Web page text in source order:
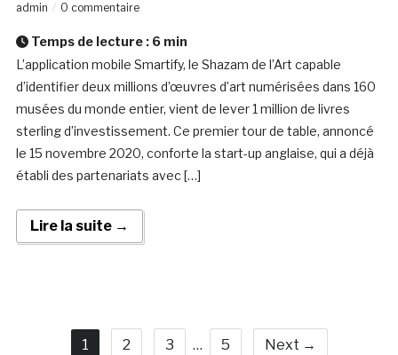
admin
0 commentaire
Temps de lecture : 6 min
L’application mobile Smartify, le Shazam de l’Art capable
d’identifier deux millions d’œuvres d’art numérisées dans 160
musées du monde entier, vient de lever 1 million de livres
sterling d’investissement. Ce premier tour de table, annoncé
le 15 novembre 2020, conforte la start-up anglaise, qui a déjà
établi des partenariats avec […]
Lire la suite →
1 2 3 … 5 Next →